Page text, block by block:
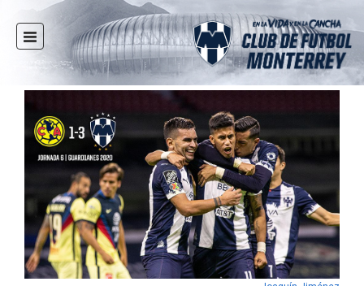
INICIO
NOTICIAS
CLUB
MULTIMEDIA
RAYADOS
RAYADAS
FUERZAS BÁSICAS
RESPONSABILIDAD SOCIAL
TAQUILLA